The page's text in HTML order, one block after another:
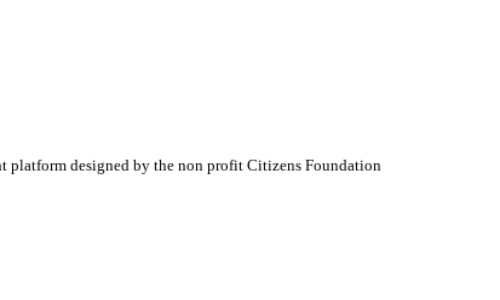
platform designed by the non profit Citizens Foundation